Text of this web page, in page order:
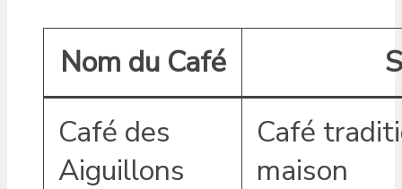
Nom du Café
Café des
Aiguillons
Café
maison